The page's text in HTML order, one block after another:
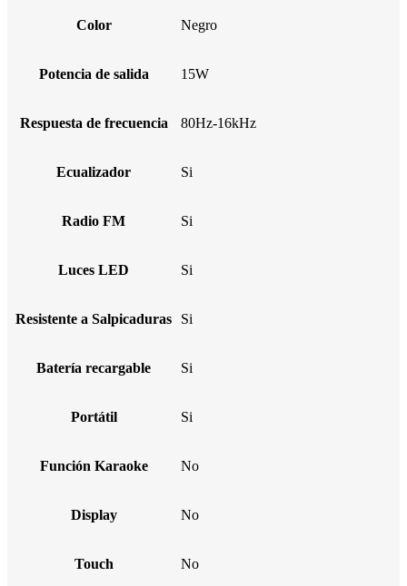
Color Negro
Potencia de salida 15W
Respuesta de frecuencia 80Hz-16kHz
Ecualizador Si
Radio FM Si
Luces LED Si
Resistente a Salpicaduras Si
Batería recargable Si
Portátil Si
Función Karaoke No
Display No
Touch No